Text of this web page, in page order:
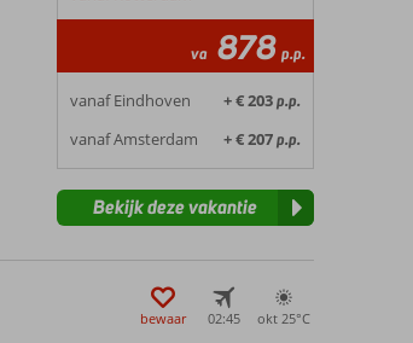
va 878 p.p.
vanaf Eindhoven + € 203p.p.
vanaf Amsterdam + € 207p.p.
Bekijk deze vakantie
bewaar 02:45 okt 25°C